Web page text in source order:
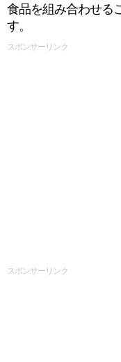
食品を組み合わせる
す。
スポンサーリンク
スポンサーリンク